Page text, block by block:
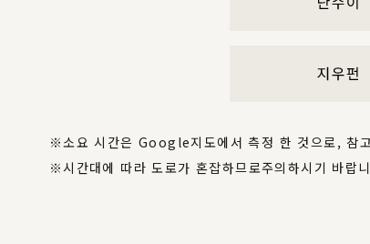
소요 시간은 Google지도에서 측정 한 것으로, 참
시간대에 따라 도로가 혼잡하므로주의하시기 바랍